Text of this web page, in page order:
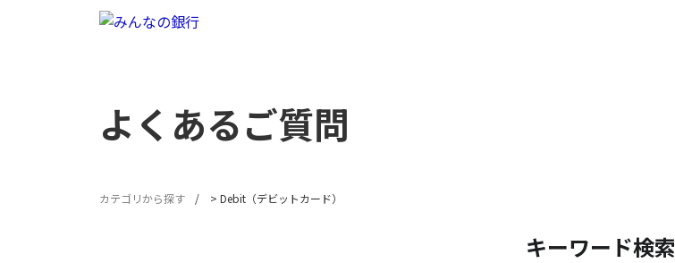
よくあるご質問
カテゴリから探す > Debit（デビットカード）
キーワード検索